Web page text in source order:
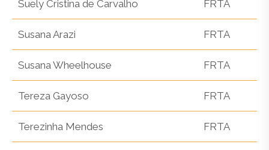
Suely Cristina de Carvalho FRTA
Susana Arazi FRTA
Susana Wheelhouse FRTA
Tereza Gayoso FRTA
Terezinha Mendes FRTA